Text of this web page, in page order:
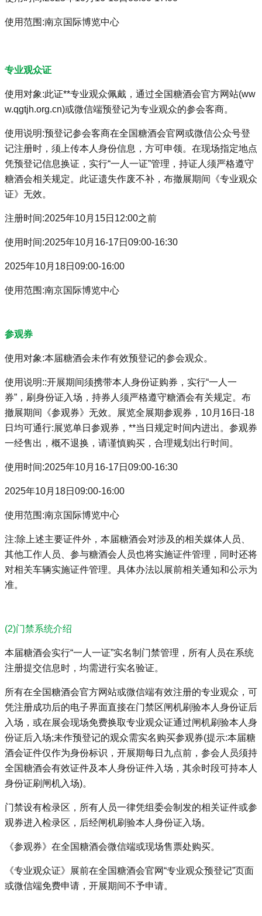
使用范围:南京国际博览中心
专业观众证
使用对象:此证**专业观众佩戴，通过全国糖酒会官方网站(ww
w.qgtjh.org.cn)或微信端预登记为专业观众的参会客商。
使用说明:预登记参会客商在全国糖酒会官网或微信公众号登
记注册时，须上传本人身份信息，方可申领。在现场指定地点
凭预登记信息换证，实行“一人一证”管理，持证人须严格遵守
糖酒会相关规定。此证遗失作废不补，布撤展期间《专业观众
证》无效。
注册时间:2025年10月15日12:00之前
使用时间:2025年10月16-17日09:00-16:30
2025年10月18日09:00-16:00
使用范围:南京国际博览中心
参观券
使用对象:本届糖酒会未作有效预登记的参会观众。
使用说明::开展期间须携带本人身份证购券，实行“一人一
券”，刷身份证入场，持券人须严格遵守糖酒会有关规定。布
撤展期间《参观券》无效。展览全展期参观券，10月16日-18
日均可通行:展览单日参观券，**当日规定时间内进出。参观券
一经售出，概不退换，请谨慎购买，合理规划出行时间。
使用时间:2025年10月16-17日09:00-16:30
2025年10月18日09:00-16:00
使用范围:南京国际博览中心
注:除上述主要证件外，本届糖酒会对涉及的相关媒体人员、
其他工作人员、参与糖酒会人员也将实施证件管理，同时还将
对相关车辆实施证件管理。具体办法以展前相关通知和公示为
准。
(2)门禁系统介绍
本届糖酒会实行“一人一证”实名制门禁管理，所有人员在系统
注册提交信息时，均需进行实名验证。
所有在全国糖酒会官方网站或微信端有效注册的专业观众，可
凭注册成功后的电子界面直接在门禁区闸机刷验本人身份证后
入场，或在展会现场免费换取专业观众证通过闸机刷验本人身
份证后入场;未作预登记的观众需实名购买参观券(提示:本届糖
酒会证件仅作为身份标识，开展期每日九点前，参会人员须持
全国糖酒会有效证件及本人身份证件入场，其余时段可持本人
身份证刷闸机入场)。
门禁设有检录区，所有人员一律凭组委会制发的相关证件或参
观券进入检录区，后经闸机刷验本人身份证入场。
《参观券》在全国糖酒会微信端或现场售票处购买。
《专业观众证》展前在全国糖酒会官网“专业观众预登记”页面
或微信端免费申请，开展期间不予申请。